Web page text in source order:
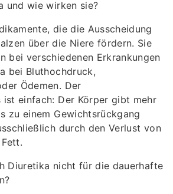
und wie wirken sie?
die die Ausscheidung
über die Niere fördern. Sie
bei verschiedenen Erkrankungen
bei Bluthochdruck,
Ödemen. Der
ist einfach: Der Körper gibt mehr
zu einem Gewichtsrückgang
durch den Verlust von
Diuretika nicht für die dauerhafte